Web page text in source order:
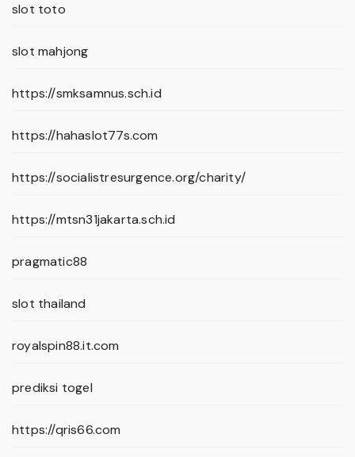
slot toto
slot mahjong
https://smksamnus.sch.id
https://hahaslot77s.com
https://socialistresurgence.org/charity/
https://mtsn31jakarta.sch.id
pragmatic88
slot thailand
royalspin88.it.com
prediksi togel
https://qris66.com